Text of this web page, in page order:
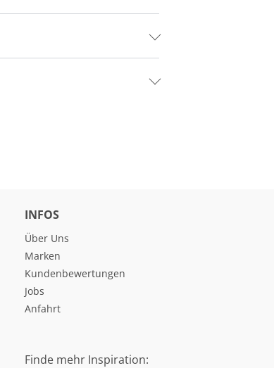
INFOS
Über Uns
Marken
Kundenbewertungen
Jobs
Anfahrt
Finde mehr Inspiration: